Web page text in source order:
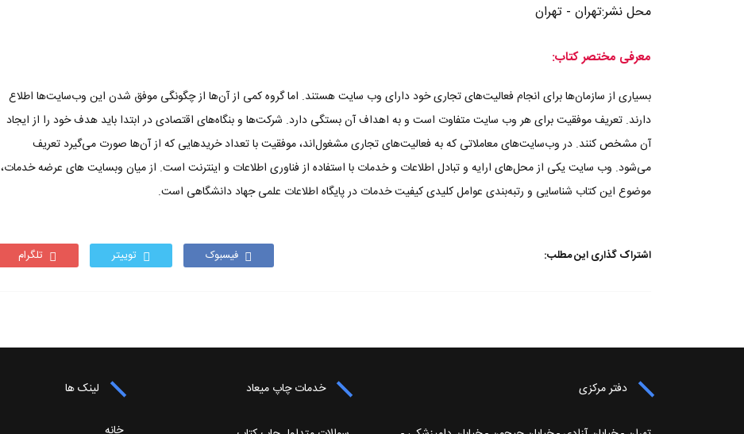
محل نشر:تهران - تهران
معرفی مختصر کتاب:
بسیاری از سازمان‌ها برای انجام فعالیت‌های تجاری خود دارای وب سایت هستند. اما گروه کمی از آن‌ها از چگونگی موفق شدن این وب‌سایت‌ها اطلاع
دارند. تعریف موفقیت برای هر وب سایت متفاوت است و به اهداف آن بستگی دارد. شرکت‌ها و بنگاه‌های اقتصادی در ابتدا باید هدف خود را از ایجاد
آن مشخص کنند. در وب‌سایت‌های معاملاتی که به فعالیت‌های تجاری مشغول‌اند، موفقیت با تعداد خریدهایی که از آن‌ها صورت می‌گیرد تعریف
می‌شود. وب سایت یکی از محل‌های ارایه و تبادل اطلاعات و خدمات با استفاده از فناوری اطلاعات و اینترنت است. از میان وبسایت های عرضه خدمات،
موضوع این کتاب شناسایی و رتبه‌بندی عوامل کلیدی کیفیت خدمات در پایگاه اطلاعات علمی جهاد دانشگاهی است.
اشتراک گذاری این مطلب: فیسبوک توییتر تلگرام
دفتر مرکزی خدمات چاپ میعاد لینک ها